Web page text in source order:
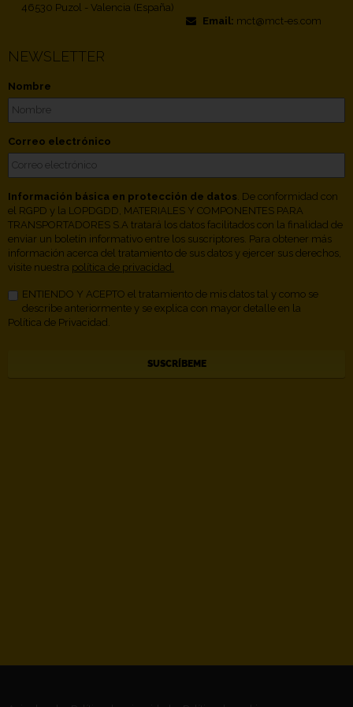
46530 Puzol - Valencia (España)
Email: mct@mct-es.com
NEWSLETTER
Nombre
Correo electrónico
Información básica en protección de datos . De conformidad con
el RGPD y la LOPDGDD, MATERIALES Y COMPONENTES PARA
TRANSPORTADORES S.A tratará los datos facilitados con la finalidad de
enviar un boletín informativo entre los suscriptores. Para obtener más
información acerca del tratamiento de sus datos y ejercer sus derechos,
visite nuestra política de privacidad.
ENTIENDO Y ACEPTO el tratamiento de mis datos tal y como se
describe anteriormente y se explica con mayor detalle en la
Política de Privacidad.